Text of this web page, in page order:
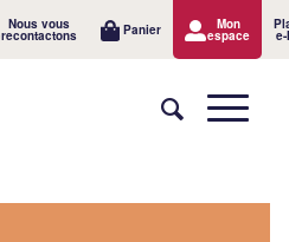
Nous vous
recontactons Panier Mon
espace